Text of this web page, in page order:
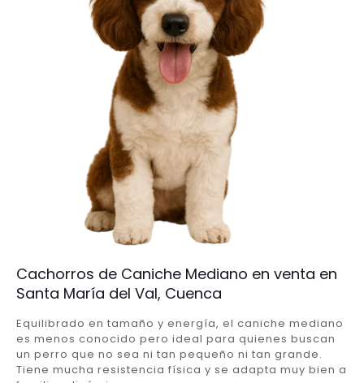
Cachorros de Caniche Mediano en venta en
Santa María del Val, Cuenca
Equilibrado en tamaño y energía, el caniche mediano
es menos conocido pero ideal para quienes buscan
un perro que no sea ni tan pequeño ni tan grande.
Tiene mucha resistencia física y se adapta muy bien a